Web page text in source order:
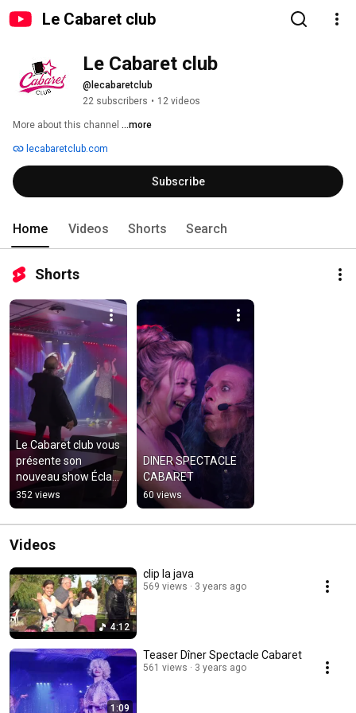
Le Cabaret club
Le Cabaret club
@lecabaretclub
22 subscribers • 12 videos
More about this channel ...more
lecabaretclub.com
Subscribe
Home Videos Shorts Search
Shorts
Le Cabaret club vous
présente son
nouveau show Éclat !
✨
352 views
DINER SPECTACLE
CABARET
60 views
Videos
4:12
clip la java
569 views 3 years ago
1:09
Teaser Dîner Spectacle Cabaret
561 views 3 years ago